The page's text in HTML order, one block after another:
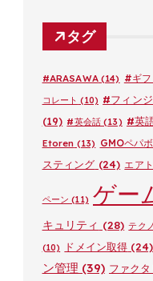
ゴ
リ
タグ
#ARASAWA(14) #ギフ
コレート (10) #フィン
(19) #英会話 (13) #英
Etoren (13) GMOペパボ
スティング (24) エア
ペーン (11) ゲー
キュリティ (28) テク
(10)
ドメイン取得 (24)
ン管理 (39) ファク